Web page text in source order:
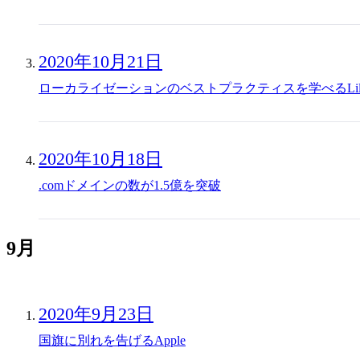
2020年10月21日
ローカライゼーションのベストプラクティスを学べる
2020年10月18日
.comドメインの数が1.5億を突破
9月
2020年9月23日
国旗に別れを告げるApple